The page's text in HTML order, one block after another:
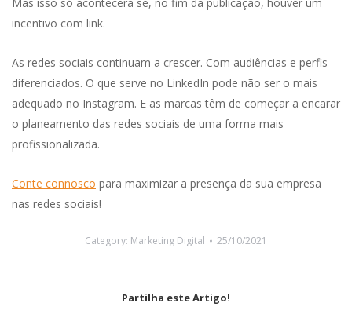
incentivo com link.
As redes sociais continuam a crescer. Com audiências e perfis
diferenciados. O que serve no LinkedIn pode não ser o mais
adequado no Instagram. E as marcas têm de começar a encarar
o planeamento das redes sociais de uma forma mais
profissionalizada.
Conte connosco para maximizar a presença da sua empresa
nas redes sociais!
Category: Marketing Digital 25/10/2021
Partilha este Artigo!